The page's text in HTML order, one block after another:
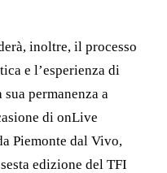
inoltre, il processo
e l’esperienza di
permanenza a
di onLive
Piemonte dal Vivo,
edizione del TFI